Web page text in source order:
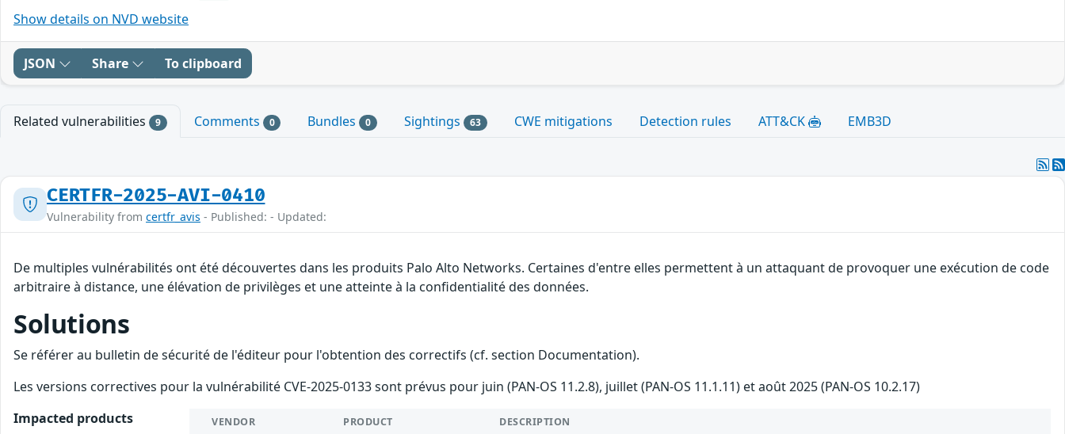
Show details on NVD website
JSON Share To clipboard
Related vulnerabilities 9 Comments 0 Bundles 0 Sightings 63 CWE mitigations Detection rules ATT&CK EMB3D
CERTFR-2025-AVI-0410
Vulnerability from certfr_avis - Published: - Updated:
De multiples vulnérabilités ont été découvertes dans les produits Palo Alto Networks. Certaines d'entre elles permettent à un attaquant de provoquer une exécution de code
arbitraire à distance, une élévation de privilèges et une atteinte à la confidentialité des données.
Solutions
Se référer au bulletin de sécurité de l'éditeur pour l'obtention des correctifs (cf. section Documentation).
Les versions correctives pour la vulnérabilité CVE-2025-0133 sont prévus pour juin (PAN-OS 11.2.8), juillet (PAN-OS 11.1.11) et août 2025 (PAN-OS 10.2.17)
Impacted products
VENDOR PRODUCT DESCRIPTION